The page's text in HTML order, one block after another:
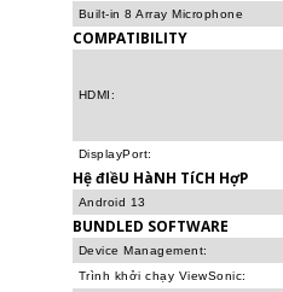
Built-in 8 Array Microphone
COMPATIBILITY
HDMI:
DisplayPort:
Hệ đIềU HàNH TíCH HợP
Android 13
BUNDLED SOFTWARE
Device Management:
Trình khởi chạy ViewSonic: